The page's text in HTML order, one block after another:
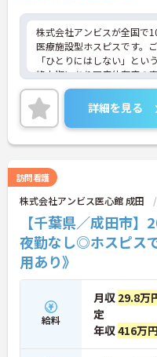
・夜勤明けの翌日は原則と
編成が組まれており、しっ
長期的な就業が可能です
＜評価制度でキャリアアッ
・介護福祉士や初任者研修
夜勤回数がしっかりと給与
ーションを維持できます
・年次を問わずリーダーや
職へ昇格する事例も多数あ
キャリア形成が可能です
株式会社アンビスが全国で
医療施設型ホスピスです。
「ひとりにはしない」とい
終末期にあり医療依存度の
医療を支える社会的意義の
す。現場には看護師が24時
時の対応や医療行為は看護
者研修や実務者研修の方も
の生活を支えるケアに専念
連携の体制がしっかりと整
では、夜勤明けの翌日が原
か、月平均の残業時間も5時
り少なめです。常勤スタッ
を超えているため急な勤務
らかじめ決められた訪問予
働けます。入職後は現場ス
とりに合わせた個別のOJT研
専門性を着実に深めていけ
す。
★おすすめPOINT★
詳細を見る
訪問看護
株式会社アンビス医心館 成田
【千葉県／成田市
夜勤なし◎ホスピス
用あり》
給料
月収 29.8万
定
年収416万円